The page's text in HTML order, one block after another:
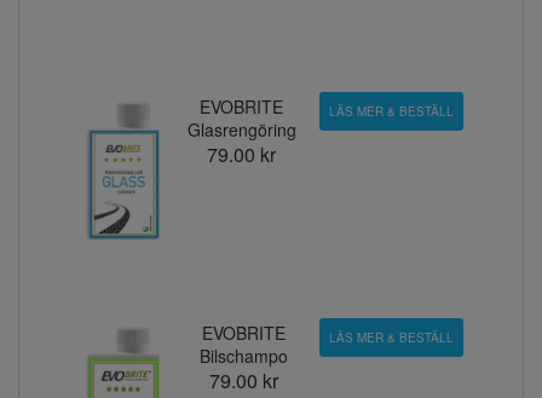
EVOBRITE
Glasrengöring
79.00 kr
LÄS MER & BESTÄLL
EVOBRITE
Bilschampo
79.00 kr
LÄS MER & BESTÄLL